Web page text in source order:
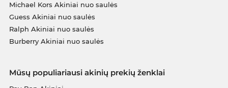
Michael Kors Akiniai nuo saulės
Guess Akiniai nuo saulės
Ralph Akiniai nuo saulės
Burberry Akiniai nuo saulės
Mūsų populiariausi akinių prekių ženklai